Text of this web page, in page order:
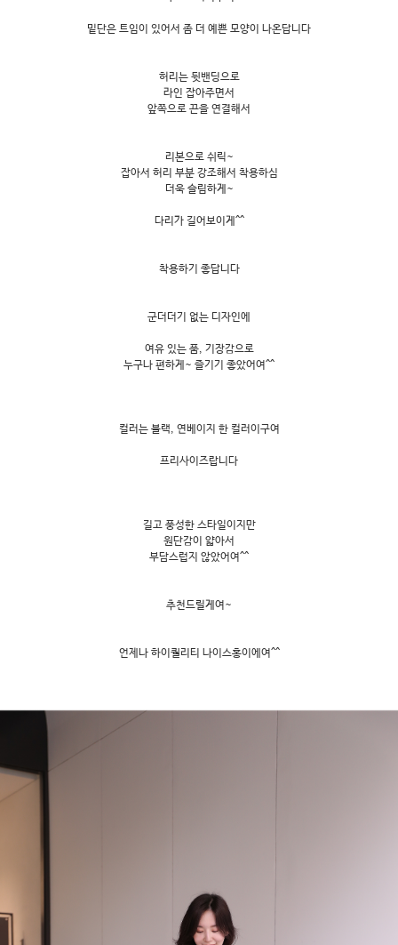
밑단은 트임이 있어서 좀 더 예쁜 모양이 나온답니다
허리는 뒷밴딩으로
라인 잡아주면서
앞쪽으로 끈을 연결해서
리본으로 쉬릭~
잡아서 허리 부분 강조해서 착용하심
더욱 슬림하게~
다리가 길어보이게^^
착용하기 좋답니다
군더더기 없는 디자인에
여유 있는 품, 기장감으로
누구나 편하게~ 즐기기 좋았어여^^
컬러는 블랙, 연베이지 한 컬러이구여
프리사이즈랍니다
길고 풍성한 스타일이지만
원단감이 얇아서
부담스럽지 않았어여^^
추천드릴게여~
언제나 하이퀄리티 나이스홍이에여^^